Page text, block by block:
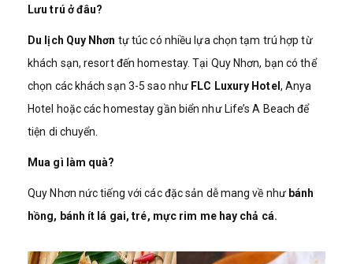
Lưu trú ở đâu?
Du lịch Quy Nhơn tự túc có nhiều lựa chọn tạm trú hợp từ
khách sạn, resort đến homestay. Tại Quy Nhơn, bạn có thể
chọn các khách sạn 3-5 sao như FLC Luxury Hotel , Anya
Hotel hoặc các homestay gần biển như Life’s A Beach để
tiện di chuyển.
Mua gì làm quà?
Quy Nhơn nức tiếng với các đặc sản dễ mang về như bánh
hồng, bánh ít lá gai, tré, mực rim me hay chả cá.